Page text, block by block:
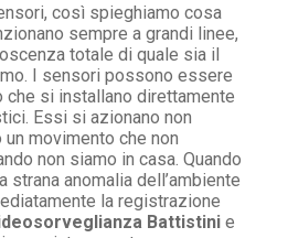
così spieghiamo cosa
sempre a grandi linee,
totale di quale sia il
I sensori possono essere
si installano direttamente
Essi si azionano non
movimento che non
non siamo in casa. Quando
anomalia dell’ambiente
la registrazione
Battistini e